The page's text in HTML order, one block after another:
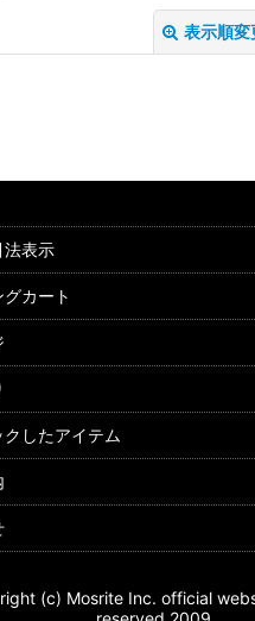
表示順変
絞り込む
法表示
カート
したアイテム
(c) Mosrite Inc. official